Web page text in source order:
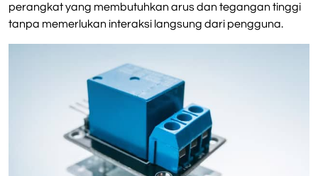
perangkat yang membutuhkan arus dan tegangan tinggi
tanpa memerlukan interaksi langsung dari pengguna.